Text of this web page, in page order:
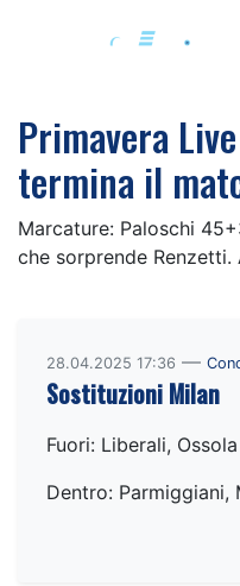
Primavera
termina il
Marcature: Paloschi
che sorprende Renzetti.
28.04.2025 17:36 —
Sostituzioni Milan
Fuori: Liberali, Ossola
Dentro: Parmiggiani,